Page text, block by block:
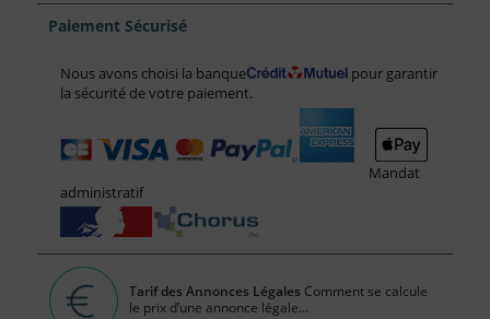
Paiement Sécurisé
Nous avons choisi la banque
pour garantir
la sécurité de votre paiement.
Mandat
administratif
Tarif des Annonces Légales Comment se calcule
le prix d’une annonce légale...